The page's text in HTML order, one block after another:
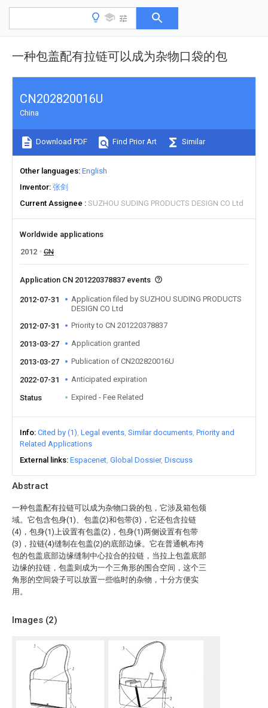
一种包盖配有拉链可以成为杂物口袋的包
Abstract
一种包盖配有拉链可以成为杂物口袋的包，它涉及箱包领
域。它包含包身(1)、包盖(2)和包带(3)，它还包含拉链
(4)，包身(1)上设置有包盖(2)，包身(1)两侧设置有包带
(3)，拉链(4)缝制在包盖(2)的底部边缘。它在普通帆布挎
包的包盖底部边缘缝制中心拉合的拉链，当拉上包盖底部
边缘的拉链，包盖则成为一个三角形的围合空间，这个三
角形的空间袋子可以放置一些临时的杂物，十分方便实
用。
Images (2)
CN202820016U
China
Download PDF Find Prior Art Similar
Other languages English
Inventor 张剑
Current Assignee
SUZHOU SUDING PRODUCTS DESIGN CO Ltd
Worldwide applications
2012
CN
Application CN 201220378837 events
2012-07-31
Application filed by SUZHOU SUDING PRODUCTS
DESIGN CO Ltd
2012-07-31
Priority to CN 201220378837
2013-03-27 Application granted
2013-03-27 Publication of CN202820016U
2022-07-31 Anticipated expiration
Status Expired - Fee Related
Info Cited by (1) Legal events Similar documents Priority and
Related Applications
External links Espacenet Global Dossier Discuss